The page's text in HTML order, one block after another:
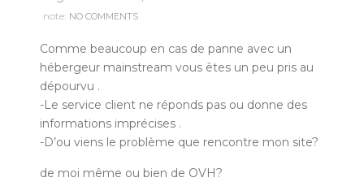
note: NO COMMENTS
Comme beaucoup en cas de panne avec un
hébergeur mainstream vous êtes un peu pris au
dépourvu .
-Le service client ne réponds pas ou donne des
informations imprécises .
-D’ou viens le problème que rencontre mon site?
de moi même ou bien de OVH?